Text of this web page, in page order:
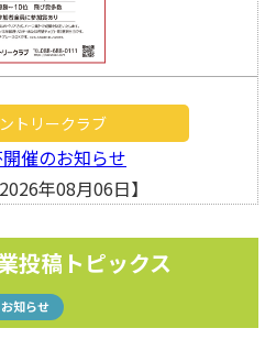
トリークラブ
催のお知らせ
年08月06日】
投稿トピックス
お知らせ